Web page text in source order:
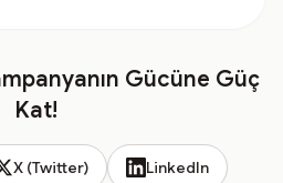
Gücüne Güç
Kat!
X (Twitter) LinkedIn